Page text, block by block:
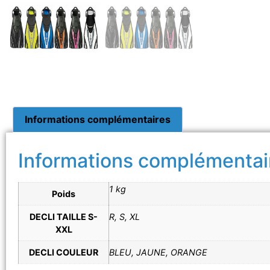
Informations complémentaires
Informations
Poids 1 kg
DECLI TAILLE S-
XXL
R, S, XL
DECLI COULEUR BLEU, JAUNE, ORANGE